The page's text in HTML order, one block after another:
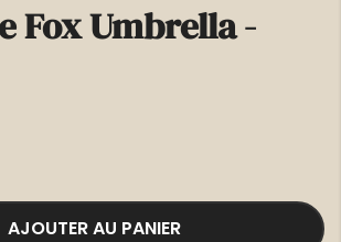
Fox Umbrella -
AJOUTER AU PANIER